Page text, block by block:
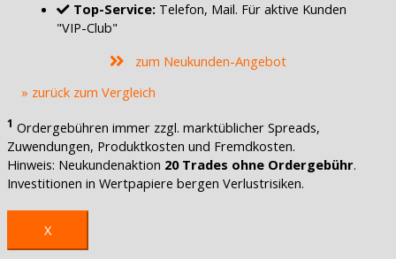
Top-Service: Telefon, Mail. Für aktive Kunden
"VIP-Club"
zum Neukunden-Angebot
» zurück zum Vergleich
1 Ordergebühren immer zzgl. marktüblicher Spreads,
Zuwendungen, Produktkosten und Fremdkosten.
Hinweis: Neukundenaktion 20 Trades ohne Ordergebühr.
Investitionen in Wertpapiere bergen Verlustrisiken.
X